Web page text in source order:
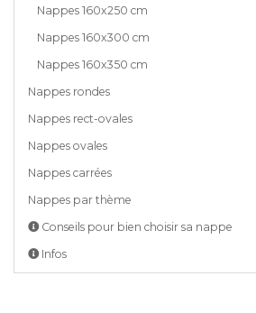
Nappes 160x250 cm
Nappes 160x300 cm
Nappes 160x350 cm
Nappes rondes
Nappes rect-ovales
Nappes ovales
Nappes carrées
Nappes par thème
Conseils pour bien choisir sa nappe
Infos